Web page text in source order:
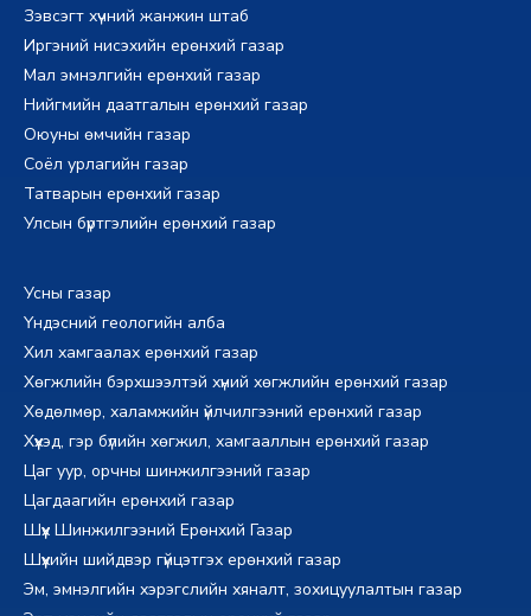
Зэвсэгт хүчний жанжин штаб
Иргэний нисэхийн ерөнхий газар
Мал эмнэлгийн ерөнхий газар
Нийгмийн даатгалын ерөнхий газар
Оюуны өмчийн газар
Соёл урлагийн газар
Татварын ерөнхий газар
Улсын бүртгэлийн ерөнхий газар
Усны газар
Үндэсний геологийн алба
Хил хамгаалах ерөнхий газар
Хөгжлийн бэрхшээлтэй хүний хөгжлийн ерөнхий газар
Хөдөлмөр, халамжийн үйлчилгээний ерөнхий газар
Хүүхэд, гэр бүлийн хөгжил, хамгааллын ерөнхий газар
Цаг уур, орчны шинжилгээний газар
Цагдаагийн ерөнхий газар
Шүүх Шинжилгээний Ерөнхий Газар
Шүүхийн шийдвэр гүйцэтгэх ерөнхий газар
Эм, эмнэлгийн хэрэгслийн хяналт, зохицуулалтын газар